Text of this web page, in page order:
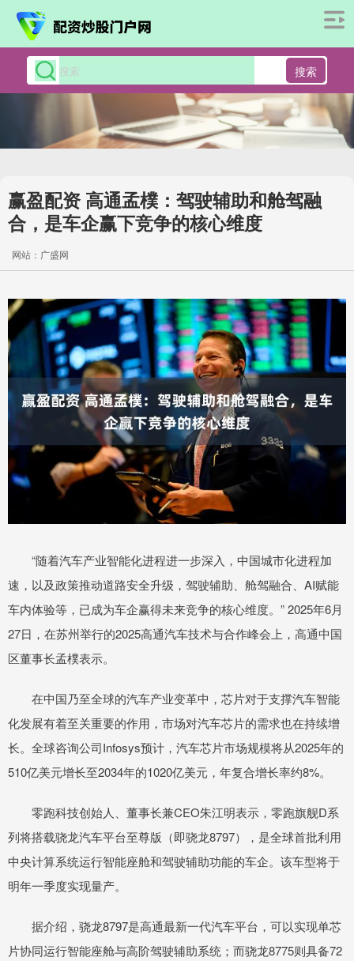
搜索
赢盈配资 高通孟樸：驾驶辅助和舱驾融
合，是车企赢下竞争的核心维度
网站：广盛网
“随着汽车产业智能化进程进一步深入，中国城市化进程加
速，以及政策推动道路安全升级，驾驶辅助、舱驾融合、AI赋能
车内体验等，已成为车企赢得未来竞争的核心维度。” 2025年6月
27日，在苏州举行的2025高通汽车技术与合作峰会上，高通中国
区董事长孟樸表示。
在中国乃至全球的汽车产业变革中，芯片对于支撑汽车智能
化发展有着至关重要的作用，市场对汽车芯片的需求也在持续增
长。全球咨询公司Infosys预计，汽车芯片市场规模将从2025年的
510亿美元增长至2034年的1020亿美元，年复合增长率约8%。
零跑科技创始人、董事长兼CEO朱江明表示，零跑旗舰D系
列将搭载骁龙汽车平台至尊版（即骁龙8797），是全球首批利用
中央计算系统运行智能座舱和驾驶辅助功能的车企。该车型将于
明年一季度实现量产。
据介绍，骁龙8797是高通最新一代汽车平台，可以实现单芯
片协同运行智能座舱与高阶驾驶辅助系统；而骁龙8775则具备72